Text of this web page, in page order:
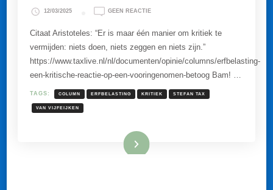
12/03/2025 GEEN REACTIEOP
KRITISCHE
REACTIE
EEN
VOORINGENOMEN
Citaat Aristoteles: “Er is maar één manier om kritiek te
vermijden: niets doen, niets zeggen en niets zijn.”
https://www.taxlive.nl/nl/documenten/opinie/columns/erfbelasting-
een-kritische-reactie-op-een-vooringenomen-betoog Bam! …
TAGS: COLUMN ERFBELASTING KRITIEK STEFAN TAX
VAN VIJFEIJKEN
Lees meer